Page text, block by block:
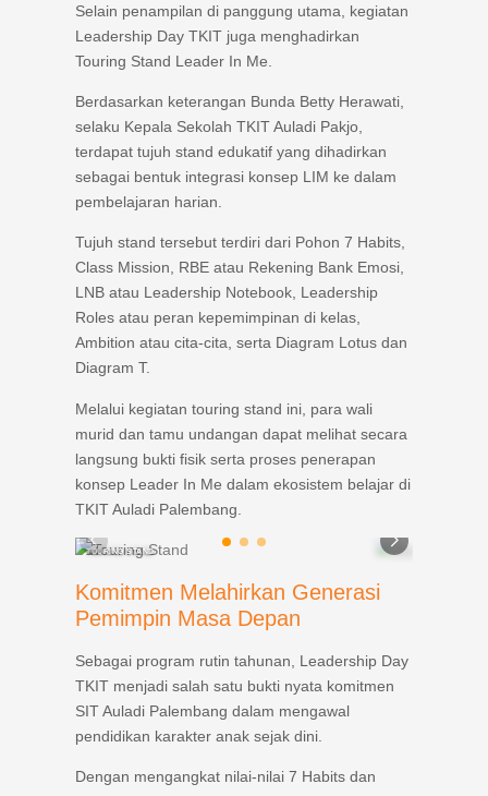
Selain penampilan di panggung utama, kegiatan
Leadership Day TKIT juga menghadirkan
Touring Stand Leader In Me.
Berdasarkan keterangan Bunda Betty Herawati,
selaku Kepala Sekolah TKIT Auladi Pakjo,
terdapat tujuh stand edukatif yang dihadirkan
sebagai bentuk integrasi konsep LIM ke dalam
pembelajaran harian.
Tujuh stand tersebut terdiri dari Pohon 7 Habits,
Class Mission, RBE atau Rekening Bank Emosi,
LNB atau Leadership Notebook, Leadership
Roles atau peran kepemimpinan di kelas,
Ambition atau cita-cita, serta Diagram Lotus dan
Diagram T.
Melalui kegiatan touring stand ini, para wali
murid dan tamu undangan dapat melihat secara
langsung bukti fisik serta proses penerapan
konsep Leader In Me dalam ekosistem belajar di
TKIT Auladi Palembang.
TOURING STAND TOURING STAND
Komitmen Melahirkan Generasi
Pemimpin Masa Depan
Sebagai program rutin tahunan, Leadership Day
TKIT menjadi salah satu bukti nyata komitmen
SIT Auladi Palembang dalam mengawal
pendidikan karakter anak sejak dini.
Dengan mengangkat nilai-nilai 7 Habits dan